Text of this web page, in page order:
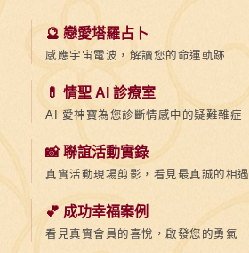
🔮 戀愛塔羅占卜
感應宇宙電波，解讀您的命運軌跡
💊 情聖 AI 診療室
AI 愛神寶為您診斷情感中的疑難雜症
📸 聯誼活動實錄
真實活動現場剪影，看見最真誠的相遇
💕 成功幸福案例
看見真實會員的喜悅，啟發您的勇氣